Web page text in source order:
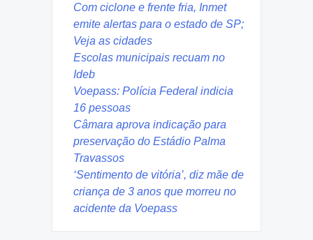
Com ciclone e frente fria, Inmet
emite alertas para o estado de SP;
Veja as cidades
Escolas municipais recuam no
Ideb
Voepass: Polícia Federal indicia
16 pessoas
Câmara aprova indicação para
preservação do Estádio Palma
Travassos
‘Sentimento de vitória’, diz mãe de
criança de 3 anos que morreu no
acidente da Voepass